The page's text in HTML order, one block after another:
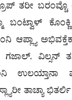
ತರೀ
ಬಂಟ್ವಾಳ್
ಆಪ್ಲ್ಯಾ
ವಿಲ್ಸನ್
ಉಲಯ್ತಾನಾ
ತಾಚ್ಯಾ